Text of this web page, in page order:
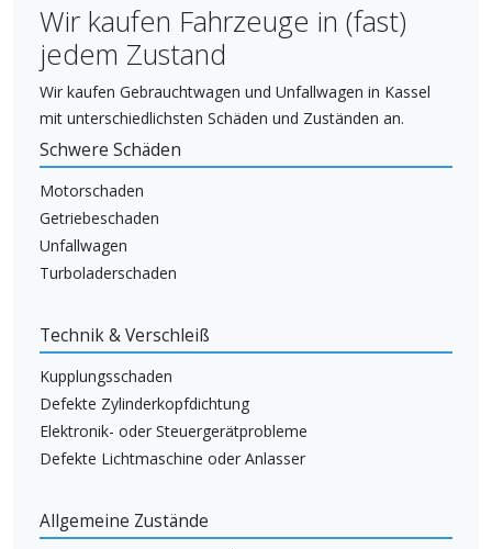
Wir kaufen Fahrzeuge in (fast)
jedem Zustand
Wir kaufen Gebrauchtwagen und Unfallwagen in Kassel
mit unterschiedlichsten Schäden und Zuständen an.
Schwere Schäden
Motorschaden
Getriebeschaden
Unfallwagen
Turboladerschaden
Technik & Verschleiß
Kupplungsschaden
Defekte Zylinderkopfdichtung
Elektronik- oder Steuergerätprobleme
Defekte Lichtmaschine oder Anlasser
Allgemeine Zustände